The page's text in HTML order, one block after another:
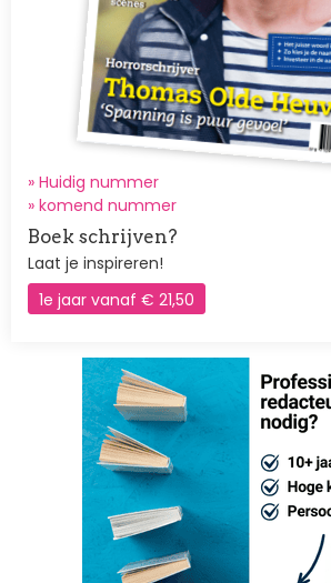
» Huidig nummer
» komend nummer
Boek schrijven?
Laat je inspireren!
1e jaar vanaf € 21,50